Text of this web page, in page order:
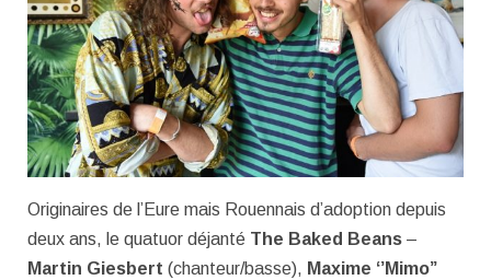
Originaires de l’Eure mais Rouennais d’adoption depuis
deux ans, le quatuor déjanté The Baked Beans –
Martin Giesbert (chanteur/basse), Maxime ‘’Mimo’’